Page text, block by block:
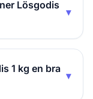
Lösgodis
▾
1 kg en bra
▾